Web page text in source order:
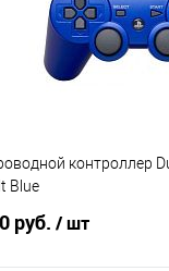
избранное
контроллер
Blue
руб. / шт